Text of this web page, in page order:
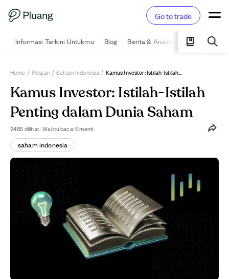
Go to trade
Informasi Terkini Untukmu Blog Berita & Analisis Pelajari
Home / Pelajari / Saham Indonesia / Kamus Investor: Istilah-Istilah Penting Dalam Dunia Saham
Kamus Investor: Istilah-Istilah
Penting dalam Dunia Saham
2485dilihat·Waktu baca: 5 menit
saham indonesia